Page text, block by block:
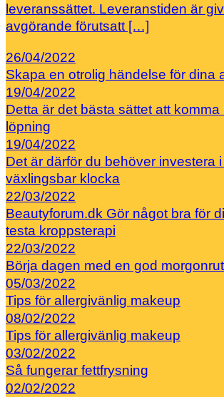
leveranssättet. Leveranstiden är
avgörande förutsatt […]
26/04/2022
Skapa en otrolig händelse för dina
19/04/2022
Detta är det bästa sättet att komma
löpning
19/04/2022
Det är därför du behöver investera
växlingsbar klocka
22/03/2022
Beautyforum.dk Gör något bra för
testa kroppsterapi
22/03/2022
Börja dagen med en god
05/03/2022
Tips för allergivänlig makeup
08/02/2022
Tips för allergivänlig makeup
03/02/2022
Så fungerar fettfrysning
02/02/2022